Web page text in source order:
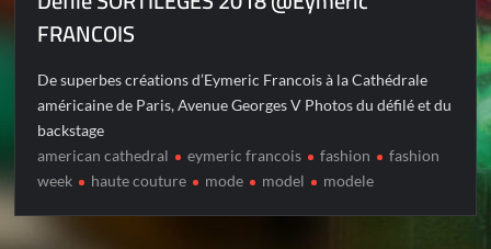
FRANCOIS
De superbes créations d’Eymeric Francois à la Cathédrale
américaine de Paris, Avenue Georges V Photos du défilé et du
backstage
american cathedral
eymeric francois fashion
fashion
week
haute couture mode model modele